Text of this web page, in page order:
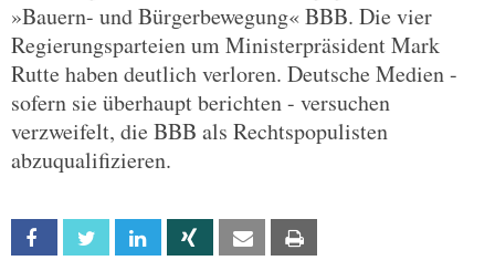
»Bauern- und Bürgerbewegung« BBB. Die vier
Regierungsparteien um Ministerpräsident Mark
Rutte haben deutlich verloren. Deutsche Medien -
sofern sie überhaupt berichten - versuchen
verzweifelt, die BBB als Rechtspopulisten
abzuqualifizieren.
Facebook Twitter Linkedin Xing Email